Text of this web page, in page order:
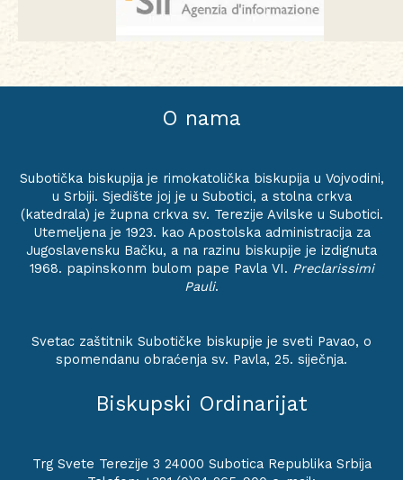
O nama
Subotička biskupija je rimokatolička biskupija u Vojvodini,
u Srbiji. Sjedište joj je u Subotici, a stolna crkva
(katedrala) je župna crkva sv. Terezije Avilske u Subotici.
Utemeljena je 1923. kao Apostolska administracija za
Jugoslavensku Bačku, a na razinu biskupije je izdignuta
1968. papinskonm bulom pape Pavla VI. Preclarissimi
Pauli.
Svetac zaštitnik Subotičke biskupije je sveti Pavao, o
spomendanu obraćenja sv. Pavla, 25. siječnja.
Biskupski Ordinarijat
Trg Svete Terezije 3 24000 Subotica Republika Srbija